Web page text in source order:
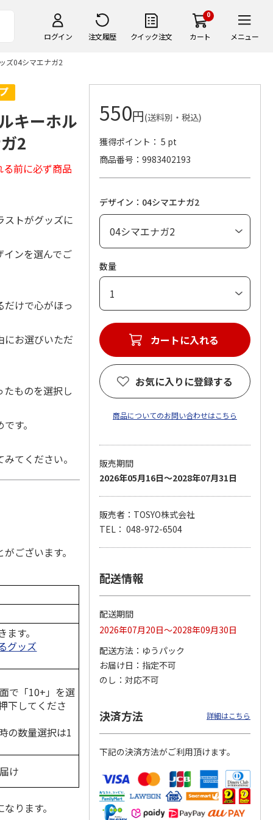
ログイン 注文履歴 クイック注文
0
カート メニュー
ズ04シマエナガ2
優勝力士純金製小判
605,000円
おもちもちもちクッ
ション
4,950円
(送料別・税込)
キーホル
2
前に必ず商品
ストがグッズに
ンを選んでご
けで心がほっ
にお選びいただ
ものを選択し
す。
てください。
ございます。
す。
グッズ
で「10+」を選
下してくださ
の数量選択は1
け
ります。
550円(送料別・税込)
獲得ポイント： 5 pt
商品番号
9983402193
デザイン：04シマエナガ2
数量
お気に入りに登録する
商品についてのお問い合わせはこちら
販売期間
2026年05月16日～2028年07月31日
販売者：TOSYO株式会社
TEL： 048-972-6504
配送情報
配送期間
2026年07月20日～2028年09月30日
配送方法
ゆうパック
お届け日
指定不可
のし
対応不可
決済方法 詳細はこちら
下記の決済方法がご利用頂けます。